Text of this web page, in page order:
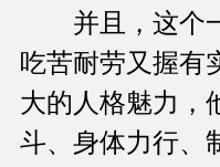
并且，这个一
吃苦耐劳又握有
大的人格魅力，
斗、身体力行、